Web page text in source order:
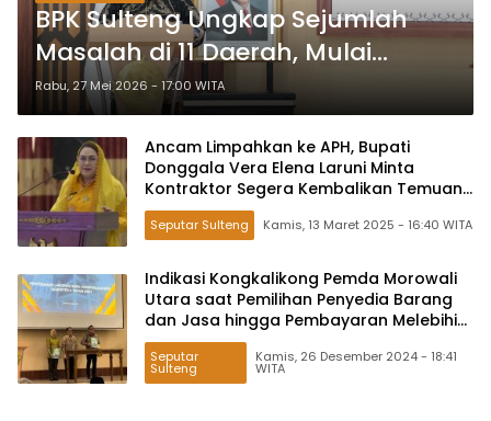
BPK Sulteng Ungkap Sejumlah
Masalah di 11 Daerah, Mulai
Perjalanan Dinas hingga Kualitas
Pekerjaan
Rabu, 27 Mei 2026 - 17:00 WITA
Ancam Limpahkan ke APH, Bupati
Donggala Vera Elena Laruni Minta
Kontraktor Segera Kembalikan Temuan
BPK
Seputar Sulteng Kamis, 13 Maret 2025 - 16:40 WITA
Indikasi Kongkalikong Pemda Morowali
Utara saat Pemilihan Penyedia Barang
dan Jasa hingga Pembayaran Melebihi
Progres Fisik Pekerjaan
Seputar
Sulteng
Kamis, 26 Desember 2024 - 18:41
WITA